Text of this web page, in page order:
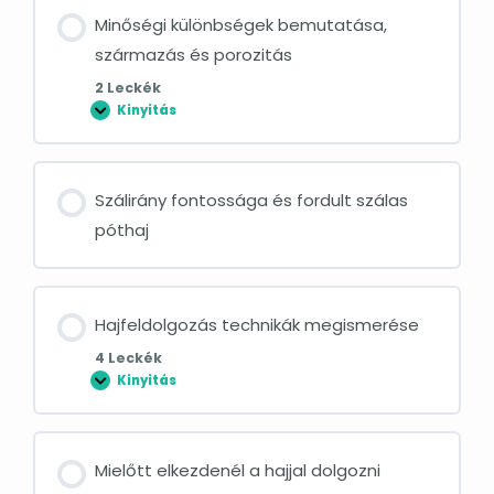
Minőségi különbségek bemutatása,
származás és porozitás
2 Leckék
Kinyitás
Szálirány fontossága és fordult szálas
póthaj
Hajfeldolgozás technikák megismerése
4 Leckék
Kinyitás
Mielőtt elkezdenél a hajjal dolgozni